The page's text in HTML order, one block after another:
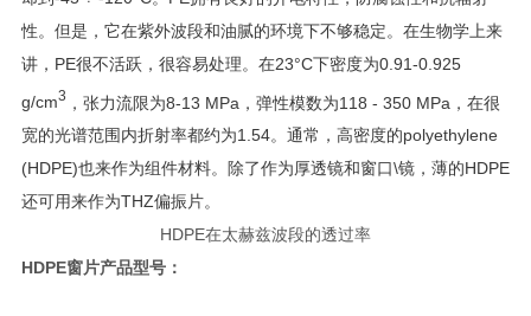
性。但是，它在紫外波段和油腻的环境下不够稳定。在生物学上来
讲， PE很不活跃，很容易处理。在23°C下密度为0.91-0.925
g/cm3 ，张力流限为8-13 MPa ，弹性模数为118 - 350 MPa ，在很
宽的光谱范围内折射率都约为1.54。通常，高密度的polyethylene
(HDPE)也来作为组件材料。除了作为厚透镜和窗口\镜，薄的HDPE
还可用来作为THZ偏振片。
HDPE在太赫兹波段的透过率
HDPE窗片产品型号：